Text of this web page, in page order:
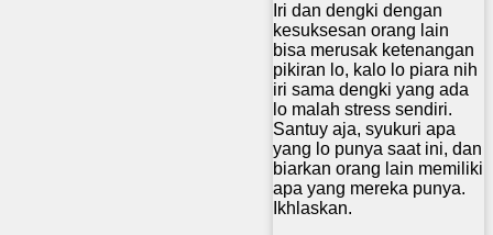
Iri dan dengki dengan
kesuksesan orang lain
bisa merusak ketenangan
pikiran lo, kalo lo piara nih
iri sama dengki yang ada
lo malah stress sendiri.
Santuy aja, syukuri apa
yang lo punya saat ini, dan
biarkan orang lain memiliki
apa yang mereka punya.
Ikhlaskan.